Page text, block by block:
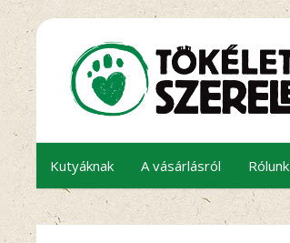
Kutyáknak A vásárlásról Rólunk